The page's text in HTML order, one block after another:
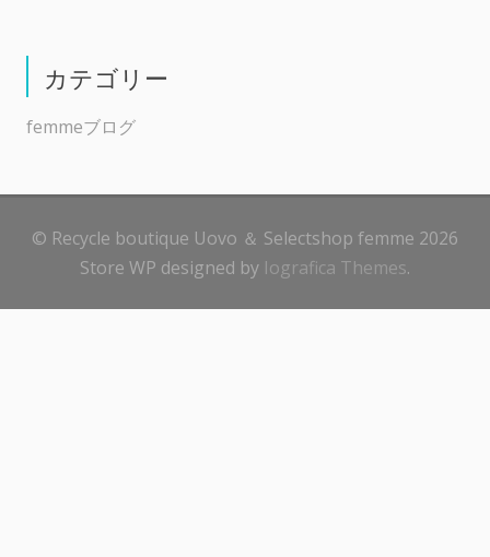
カテゴリー
femmeブログ
© Recycle boutique Uovo ＆ Selectshop femme 2026
Store WP designed by Iografica Themes.